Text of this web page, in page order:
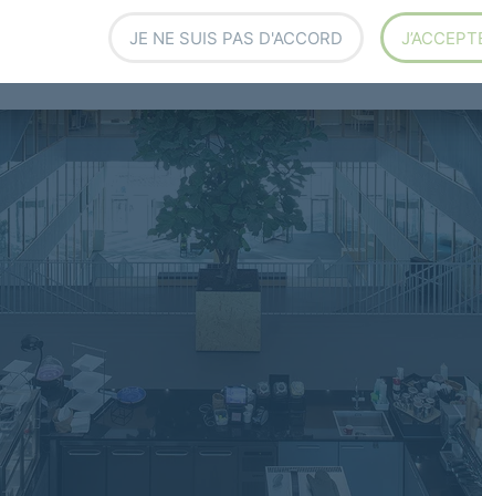
JE NE SUIS PAS D'ACCORD